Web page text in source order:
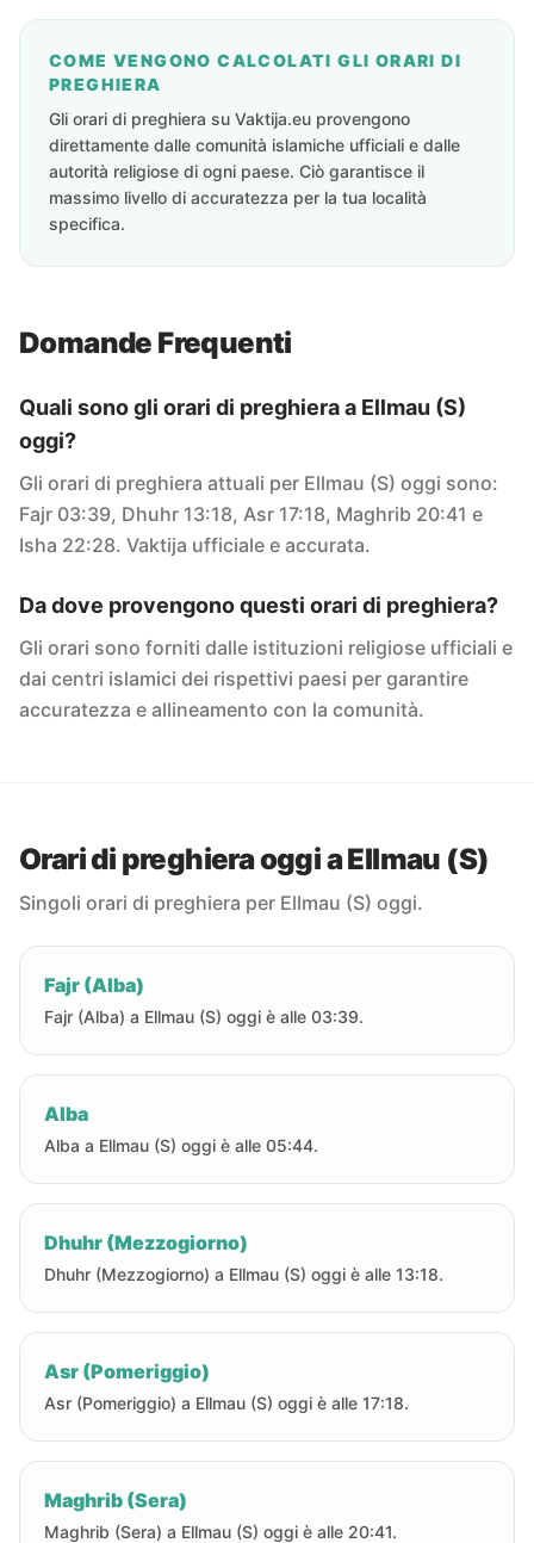
COME VENGONO CALCOLATI GLI ORARI DI
PREGHIERA
Gli orari di preghiera su Vaktija.eu provengono
direttamente dalle comunità islamiche ufficiali e dalle
autorità religiose di ogni paese. Ciò garantisce il
massimo livello di accuratezza per la tua località
specifica.
Domande Frequenti
Quali sono gli orari di preghiera a Ellmau (S)
oggi?
Gli orari di preghiera attuali per Ellmau (S) oggi sono:
Fajr 03:39, Dhuhr 13:18, Asr 17:18, Maghrib 20:41 e
Isha 22:28. Vaktija ufficiale e accurata.
Da dove provengono questi orari di preghiera?
Gli orari sono forniti dalle istituzioni religiose ufficiali e
dai centri islamici dei rispettivi paesi per garantire
accuratezza e allineamento con la comunità.
Orari di preghiera oggi a Ellmau (S)
Singoli orari di preghiera per Ellmau (S) oggi.
Fajr (Alba)
Fajr (Alba) a Ellmau (S) oggi è alle 03:39.
Alba
Alba a Ellmau (S) oggi è alle 05:44.
Dhuhr (Mezzogiorno)
Dhuhr (Mezzogiorno) a Ellmau (S) oggi è alle 13:18.
Asr (Pomeriggio)
Asr (Pomeriggio) a Ellmau (S) oggi è alle 17:18.
Maghrib (Sera)
Maghrib (Sera) a Ellmau (S) oggi è alle 20:41.